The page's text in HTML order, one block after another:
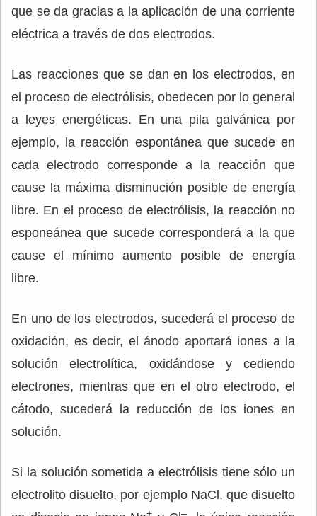
que se da gracias a la aplicación de una corriente
eléctrica a través de dos electrodos.
Las reacciones que se dan en los electrodos, en
el proceso de electrólisis, obedecen por lo general
a leyes energéticas. En una pila galvánica por
ejemplo, la reacción espontánea que sucede en
cada electrodo corresponde a la reacción que
cause la máxima disminución posible de energía
libre. En el proceso de electrólisis, la reacción no
esponeánea que sucede corresponderá a la que
cause el mínimo aumento posible de energía
libre.
En uno de los electrodos, sucederá el proceso de
oxidación, es decir, el ánodo aportará iones a la
solución electrolítica, oxidándose y cediendo
electrones, mientras que en el otro electrodo, el
cátodo, sucederá la reducción de los iones en
solución.
Si la solución sometida a electrólisis tiene sólo un
electrolito disuelto, por ejemplo NaCl, que disuelto
+ –